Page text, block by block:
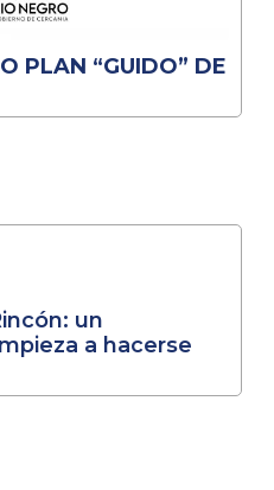
PLAN “GUIDO” DE
un
a hacerse